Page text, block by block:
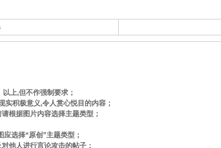
索
上,但不作强制要求；
积极意义,令人赏心悦目的内容；
根据图片内容选择主题类型；
选择“原创”主题类型；
他人进行言论攻击的帖子；